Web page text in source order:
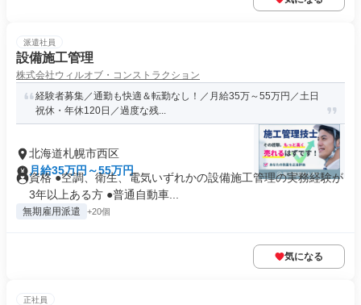
派遣社員
設備施工管理
株式会社ウィルオブ・コンストラクション
経験者募集／通勤も快適＆転勤なし！／月給35万～55万円／土日
祝休・年休120日／過度な残...
北海道札幌市西区
月給35万円～55万円
資格 ●空調、衛生、電気いずれかの設備施工管理の実務経験が
3年以上ある方 ●普通自動車...
無期雇用派遣 +20個
気になる
正社員